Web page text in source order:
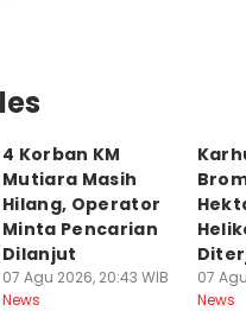
4 Korban KM
Mutiara Masih
Hilang, Operator
Minta Pencarian
Dilanjut
07 Agu 2026, 20:43 WIB
News
07
News